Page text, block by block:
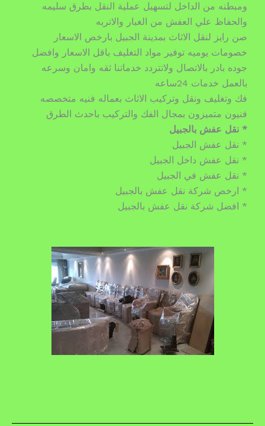
ومبطنه من الداخل لتسهيل عملية النقل بطرق سليمه
والحفاظ علي العفش من الغبار والاتربه
صن رايز لنقل الاثاث بمدينة الجبيل بارخص الاسعار
خصومات يوميه توفير مواد التغليف باقل الاسعار وافضل
جوده بادر بالاتصال ولاتتردد خدماتنا ثقه وامان وسرعه
بالعمل خدمات 24ساعه
فك وتغليف ونقل وتركيب الاثاث بعماله فنيه متخصصه
فنيون متميزون بمجال الفك والتركيب باحدث الطرق
* نقل عفش بالجبيل
* نقل عفش الجبيل
* نقل عفش داخل الجبيل
* نقل عفش في الجبيل
* ارخص شركة نقل عفش بالجبيل
* افضل شركة نقل عفش بالجبيل